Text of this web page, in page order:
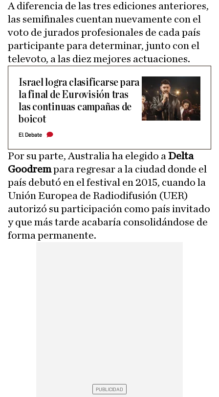
A diferencia de las tres ediciones anteriores,
las semifinales cuentan nuevamente con el
voto de jurados profesionales de cada país
participante para determinar, junto con el
televoto, a las diez mejores actuaciones.
Israel logra clasificarse para
la final de Eurovisión tras
las continuas campañas de
boicot
El Debate
Por su parte, Australia ha elegido a Delta
Goodrempara regresar a la ciudad donde el
país debutó en el festival en 2015, cuando la
Unión Europea de Radiodifusión (UER)
autorizó su participación como país invitado
y que más tarde acabaría consolidándose de
forma permanente.